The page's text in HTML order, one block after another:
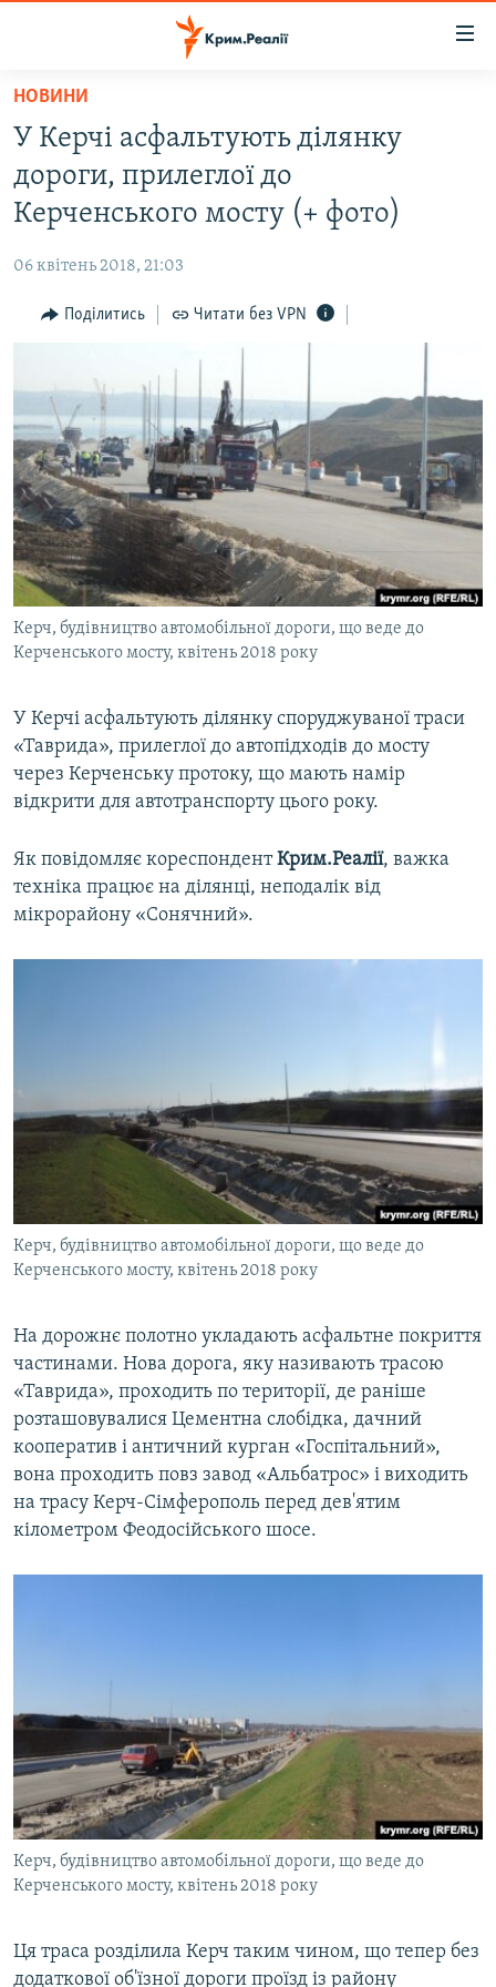
Перейти
основного
матеріалу
Перейти
до
основної
Перейти
до
ВОДА.КРИМ
ВІДЕО ТА ФОТО
БЛОГИ
ПОГЛЯД
ВСЕ ЗА ДЕНЬ
СПЕЦПРОЕКТИ
ДЕПОРТАЦІЯ
ВІДЕОУРОКИ «ELIFBE»
СВІДЧЕННЯ ОКУПАЦІЇ
УКРАЇНСЬКА ПРОБЛЕМА КРИМУ
ІНФОГРАФІКА
ЯК ОБІЙТИ БЛОКУВАННЯ
Русский
Qırımtatar
ДОЛУЧАЙСЯ!
Усі сайти RFE/RL
НОВИНИ
У Керчі асфальтують ділянку
дороги, прилеглої до
Керченського мосту (+ фото)
06 квітень 2018, 21:03
Поділитись Читати без VPN
Керч, будівництво автомобільної дороги, що веде до
Керченського мосту, квітень 2018 року
У Керчі асфальтують ділянку споруджуваної траси
«Таврида», прилеглої до автопідходів до мосту
через Керченську протоку, що мають намір
відкрити для автотранспорту цього року.
Як повідомляє кореспондентКрим.Реалії, важка
техніка працює на ділянці, неподалік від
мікрорайону «Сонячний».
Керч, будівництво автомобільної дороги, що веде до
Керченського мосту, квітень 2018 року
На дорожнє полотно укладають асфальтне покриття
частинами. Нова дорога, яку називають трасою
«Таврида», проходить по території, де раніше
розташовувалися Цементна слобідка, дачний
кооператив і античний курган «Госпітальний»,
вона проходить повз завод «Альбатрос» і виходить
на трасу Керч-Сімферополь перед дев'ятим
кілометром Феодосійського шосе.
Керч, будівництво автомобільної дороги, що веде до
Керченського мосту, квітень 2018 року
Ця траса розділила Керч таким чином, що тепер без
додаткової об'їзної дороги проїзд із району